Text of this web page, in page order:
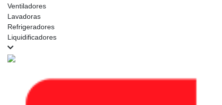
Ventiladores
Lavadoras
Refrigeradores
Liquidificadores